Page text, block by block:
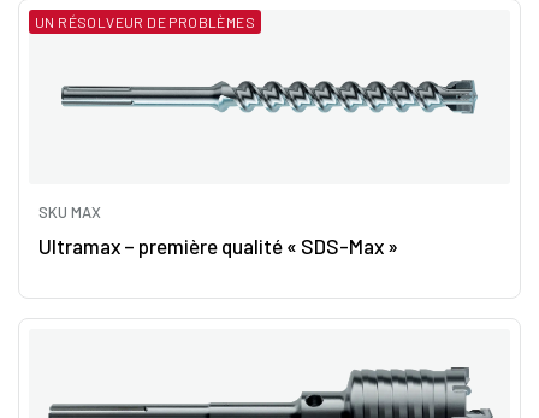
UN RÉSOLVEUR DE PROBLÈMES
SKU MAX
Ultramax – première qualité « SDS-Max »